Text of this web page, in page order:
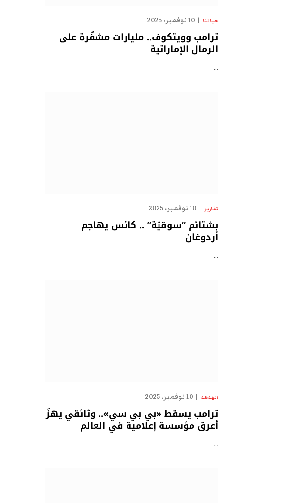
حياتنا 10 نوفمبر، 2025
ترامب وويتكوف.. مليارات مشفّرة على
الرمال الإماراتية
…
تقارير 10 نوفمبر، 2025
بشتائم “سوقيّة” .. كاتس يهاجم
أردوغان
…
الهدهد 10 نوفمبر، 2025
ترامب يسقط «بي بي سي».. وثائقي يهزّ
أعرق مؤسسة إعلامية في العالم
…